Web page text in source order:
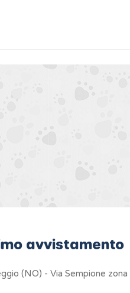
avvistamento
(NO) - Via Sempione